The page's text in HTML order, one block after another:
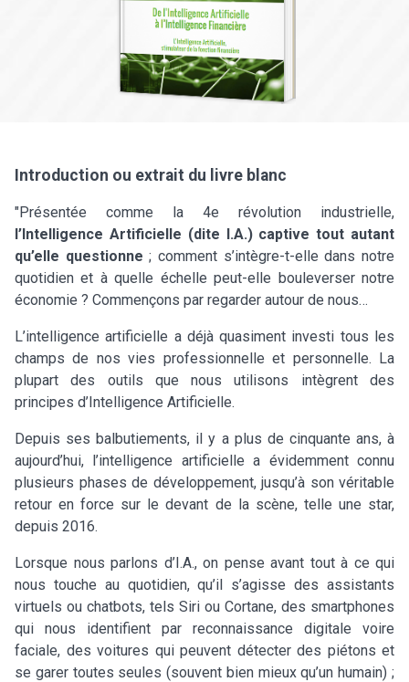
Introduction ou extrait du livre blanc
"Présentée comme la 4e révolution industrielle,
l’Intelligence Artificielle (dite I.A.) captive tout autant
qu’elle questionne ; comment s’intègre-t-elle dans notre
quotidien et à quelle échelle peut-elle bouleverser notre
économie ? Commençons par regarder autour de nous…
L’intelligence artificielle a déjà quasiment investi tous les
champs de nos vies professionnelle et personnelle. La
plupart des outils que nous utilisons intègrent des
principes d’Intelligence Artificielle.
Depuis ses balbutiements, il y a plus de cinquante ans, à
aujourd’hui, l’intelligence artificielle a évidemment connu
plusieurs phases de développement, jusqu’à son véritable
retour en force sur le devant de la scène, telle une star,
depuis 2016.
Lorsque nous parlons d’I.A., on pense avant tout à ce qui
nous touche au quotidien, qu’il s’agisse des assistants
virtuels ou chatbots, tels Siri ou Cortane, des smartphones
qui nous identifient par reconnaissance digitale voire
faciale, des voitures qui peuvent détecter des piétons et
se garer toutes seules (souvent bien mieux qu’un humain) ;